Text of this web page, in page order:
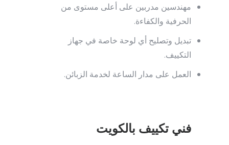
مهندسين مدربين على أعلى مستوى من
الحرفية والكفاءة.
تبديل وتصليح أي لوحة خاصة في جهاز
التكييف.
العمل على مدار الساعة لخدمة الزبائن.
فني تكييف بالكويت